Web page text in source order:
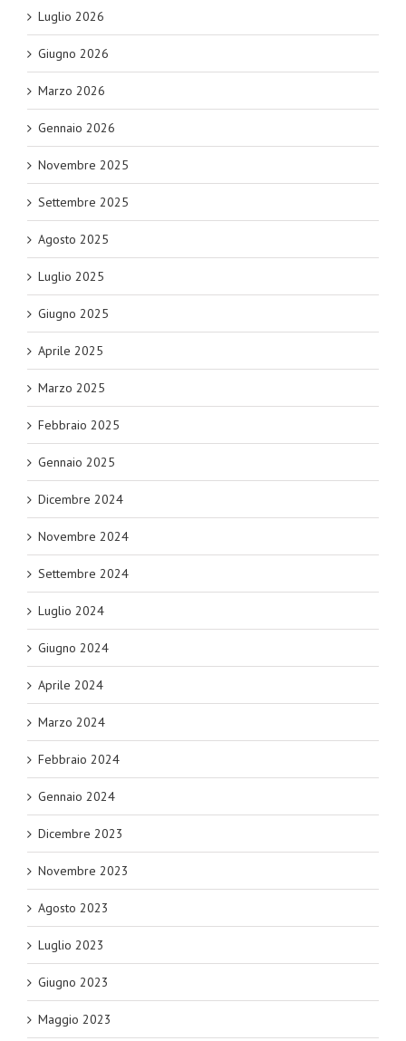
Luglio 2026
Giugno 2026
Marzo 2026
Gennaio 2026
Novembre 2025
Settembre 2025
Agosto 2025
Luglio 2025
Giugno 2025
Aprile 2025
Marzo 2025
Febbraio 2025
Gennaio 2025
Dicembre 2024
Novembre 2024
Settembre 2024
Luglio 2024
Giugno 2024
Aprile 2024
Marzo 2024
Febbraio 2024
Gennaio 2024
Dicembre 2023
Novembre 2023
Agosto 2023
Luglio 2023
Giugno 2023
Maggio 2023